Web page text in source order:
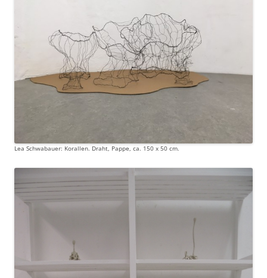
Lea Schwabauer: Korallen. Draht, Pappe, ca. 150 x 50 cm.